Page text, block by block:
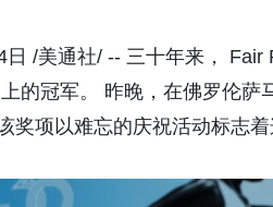
/美通社/ -- 三十年来，
的冠军。 昨晚，在佛罗伦
奖项以难忘的庆祝活动标志